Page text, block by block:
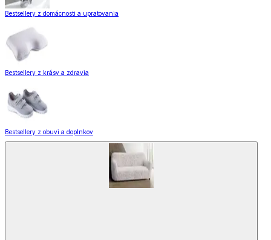
Bestsellery z domácnosti a upratovania
Bestsellery z krásy a zdravia
Bestsellery z obuvi a doplnkov